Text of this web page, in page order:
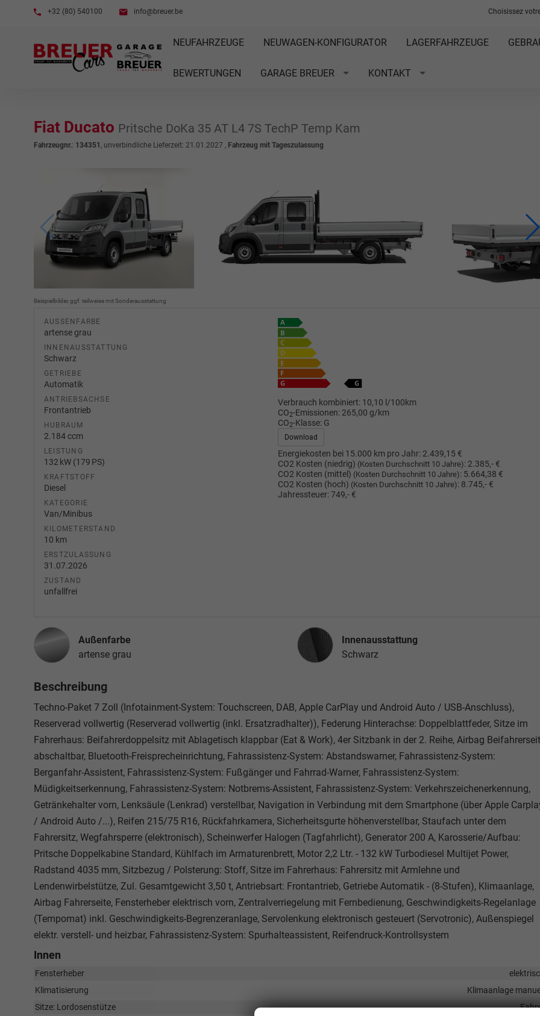
+32 (80) 540100 info@breuer.be Choisissez
NEUFAHRZEUGE NEUWAGEN-KONFIGURATOR LAGERFAHRZEUGE
BEWERTUNGEN GARAGE BREUER KONTAKT
Fiat Ducato Pritsche DoKa 35 AT L4 7S TechP Temp Kam
Fahrzeugnr.: 134351 , unverbindliche Lieferzeit: 21.01.2027 , Fahrzeug mit Tageszulassung
Beispielbilder, ggf. teilweise mit Sonderausstattung
AUSSENFARBE
artense grau
INNENAUSSTATTUNG
Schwarz
GETRIEBE
Automatik
ANTRIEBSACHSE
Frontantrieb
HUBRAUM
2.184 ccm
LEISTUNG
132 kW (179 PS)
KRAFTSTOFF
Diesel
KATEGORIE
Van/Minibus
KILOMETERSTAND
10 km
ERSTZULASSUNG
31.07.2026
ZUSTAND
unfallfrei
Verbrauch kombiniert: 10,10 l/100km
CO2-Emissionen: 265,00 g/km
CO2-Klasse: G
Download
Energiekosten bei 15.000 km pro Jahr: 2.439,15 €
CO2 Kosten (niedrig) (Kosten Durchschnitt 10 Jahre): 2.385,- €
CO2 Kosten (mittel) (Kosten Durchschnitt 10 Jahre): 5.664,38 €
CO2 Kosten (hoch) (Kosten Durchschnitt 10 Jahre): 8.745,- €
Jahressteuer:749,- €
Außenfarbe
artense grau
Innenausstattung
Innenausstattung
Schwarz
Beschreibung
Techno-Paket 7 Zoll (Infotainment-System: Touchscreen, DAB, Apple CarPlay und Android Auto / USB-Anschluss),
Reserverad vollwertig (Reserverad vollwertig (inkl. Ersatzradhalter)), Federung Hinterachse: Doppelblattfeder, Sitze im
Fahrerhaus: Beifahrerdoppelsitz mit Ablagetisch klappbar (Eat & Work), 4er Sitzbank in der 2. Reihe, Airbag
abschaltbar, Bluetooth-Freisprecheinrichtung, Fahrassistenz-System: Abstandswarner, Fahrassistenz-System:
Berganfahr-Assistent, Fahrassistenz-System: Fußgänger und Fahrrad-Warner, Fahrassistenz-System:
Müdigkeitserkennung, Fahrassistenz-System: Notbrems-Assistent, Fahrassistenz-System: Verkehrszeichenerkennung,
Getränkehalter vorn, Lenksäule (Lenkrad) verstellbar, Navigation in Verbindung mit dem Smartphone (über Apple
/ Android Auto /...), Reifen 215/75 R16, Rückfahrkamera, Sicherheitsgurte höhenverstellbar, Staufach unter dem
Fahrersitz, Wegfahrsperre (elektronisch), Scheinwerfer Halogen (Tagfahrlicht), Generator 200 A, Karosserie/Aufbau:
Pritsche Doppelkabine Standard, Kühlfach im Armaturenbrett, Motor 2,2 Ltr. - 132 kW Turbodiesel Multijet Power,
Radstand 4035 mm, Sitzbezug / Polsterung: Stoff, Sitze im Fahrerhaus: Fahrersitz mit Armlehne und
Lendenwirbelstütze, Zul. Gesamtgewicht 3,50 t, Antriebsart: Frontantrieb, Getriebe Automatik - (8-Stufen), Klimaanlage,
Airbag Fahrerseite, Fensterheber elektrisch vorn, Zentralverriegelung mit Fernbedienung, Geschwindigkeits-Regelanlage
(Tempomat) inkl. Geschwindigkeits-Begrenzeranlage, Servolenkung elektronisch gesteuert (Servotronic), Außenspiegel
elektr. verstell- und heizbar, Fahrassistenz-System: Spurhalteassistent, Reifendruck-Kontrollsystem
Innen
Fensterheber
Klimatisierung
Klimaanlage
Sitze: Lordosenstütze